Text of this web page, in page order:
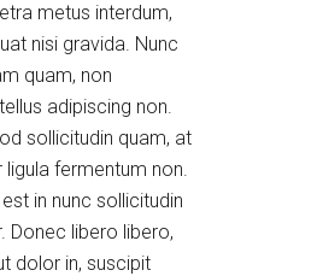
metus interdum,
nisi gravida. Nunc
quam, non
adipiscing non.
sollicitudin quam, at
fermentum non.
in nunc sollicitudin
Donec libero libero,
dolor in, suscipit